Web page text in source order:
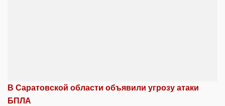
В Саратовской области объявили угрозу атаки
БПЛА